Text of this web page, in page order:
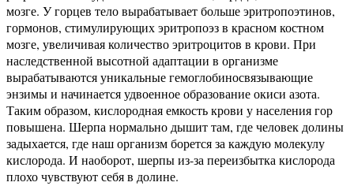
мозге. У горцев тело вырабатывает больше эритропоэтинов,
гормонов, стимулирующих эритропоэз в красном костном
мозге, увеличивая количество эритроцитов в крови. При
наследственной высотной адаптации в организме
вырабатываются уникальные гемоглобиносвязывающие
энзимы и начинается удвоенное образование окиси азота.
Таким образом, кислородная емкость крови у населения гор
повышена. Шерпа нормально дышит там, где человек долины
задыхается, где наш организм борется за каждую молекулу
кислорода. И наоборот, шерпы из-за переизбытка кислорода
плохо чувствуют себя в долине.